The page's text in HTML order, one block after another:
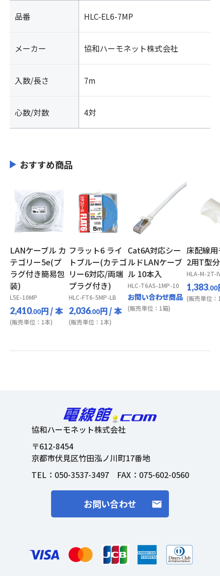
品番 HLC-EL6-7MP
メーカー 協和ハーモネット株式会社
入数/長さ 7m
心数/対数 4対
おすすめ商品
LANケーブル カ
テゴリー5e(プ
ラグ付き簡易包
装)
L5E-10MP
2,410.00円/ 本
(販売単位：1本)
フラット6 ライ
トブルー(カテゴ
リー6対応/両端
プラグ付き)
HLC-FT6-5MP-LB
2,036.00円/ 本
(販売単位：1本)
Cat6A対応シー
ルドLANケーブ
ル 10本入
HLC-T6AS-1MP-10
お問い合わせ商品
(販売単位：1箱)
床配線
2用T型
HLA-M-2T-
1,383.00
(販売単位：
協和ハーモネット株式会社
〒612-8454
京都市伏見区竹田泓ノ川町17番地
TEL： 050-3537-3497FAX：075-602-0560
お問い合わせ